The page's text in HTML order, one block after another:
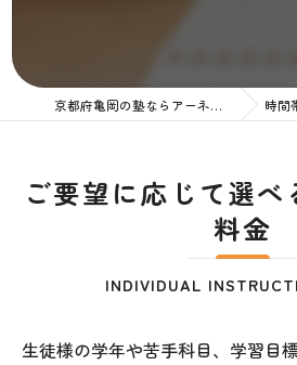
京都府亀岡の塾ならアーネスト進学塾 時間帯・
ご要望に応じて選べ
料金
INDIVIDUAL
生徒様の学年や苦手科目、学習目